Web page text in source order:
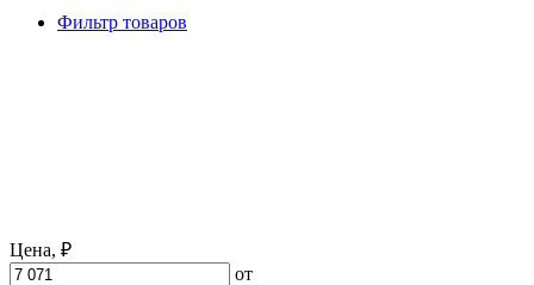
Фильтр товаров
Цена, ₽
от